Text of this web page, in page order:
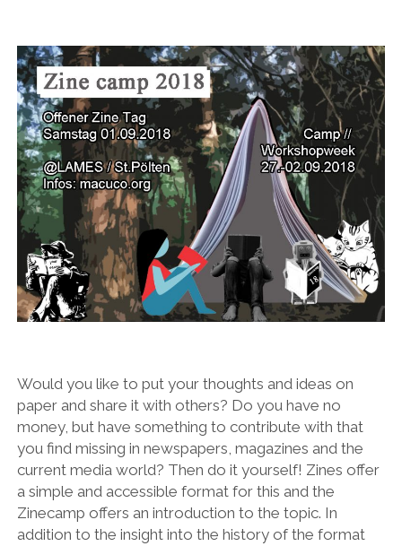
Would you like to put your thoughts and ideas on
paper and share it with others? Do you have no
money, but have something to contribute with that
you find missing in newspapers, magazines and the
current media world? Then do it yourself! Zines offer
a simple and accessible format for this and the
Zinecamp offers an introduction to the topic. In
addition to the insight into the history of the format